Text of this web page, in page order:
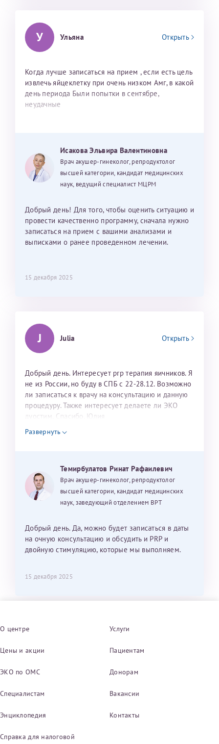
У Ульяна Открыть
Когда лучше записаться на прием , если есть цель
извлечь яйцеклетку при очень низком Амг, в какой
день периода Были попытки в сентябре,
неудачные
Исакова Эльвира Валентиновна
Врач акушер-гинеколог, репродуктолог
высшей категории, кандидат медицинских
наук, ведущий специалист МЦРМ
Добрый день! Для того, чтобы оценить ситуацию и
провести качественно программу, сначала нужно
записаться на прием с вашими анализами и
выписками о ранее проведенном лечении.
15 декабря 2025
J Julia Открыть
Добрый день. Интересует prp терапия яичников. Я
не из России, но буду в СПБ с 22-28.12. Возможно
ли записаться к врачу на консультацию и данную
процедуру. Также интересует делаете ли ЭКО
дуостим. Спасибо. Юлия
Развернуть
Темирбулатов Ринат Рафаилевич
Врач акушер-гинеколог, репродуктолог
высшей категории, кандидат медицинских
наук, заведующий отделением ВРТ
Добрый день. Да, можно будет записаться в даты
на очную консультацию и обсудить и PRP и
двойную стимуляцию, которые мы выполняем.
15 декабря 2025
О центре Услуги
Цены и акции Пациентам
ЭКО по ОМС Донорам
Специалистам Вакансии
Энциклопедия Контакты
Справка для налоговой